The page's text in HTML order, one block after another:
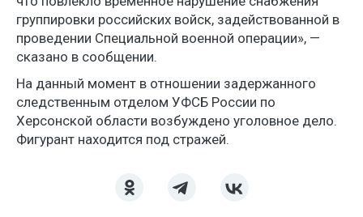
группировки российских войск, задействованной в
проведении Специальной военной операции», —
сказано в сообщении.
На данный момент в отношении задержанного
следственным отделом УФСБ России по
Херсонской области возбуждено уголовное дело.
Фигурант находится под стражей.